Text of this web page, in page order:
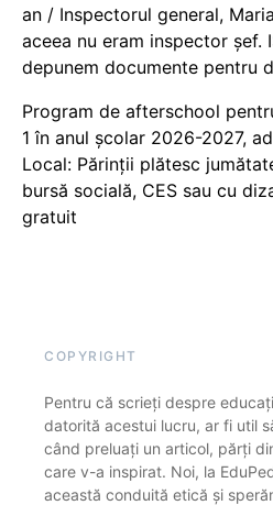
an / Inspectorul general,
aceea nu eram inspector șef.
depunem documente pentru
Program de afterschool
1 în anul școlar 2026-2027,
Local: Părinții plătesc
bursă socială, CES sau cu
gratuit
COPYRIGHT
Pentru că scrieți despre
datorită acestui lucru, ar fi util
când preluați un articol, părți
care v-a inspirat. Noi, la
această conduită etică și